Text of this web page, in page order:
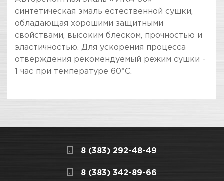
ОФИЦИАЛЬНЫМ ДИЛЕРОМ БРЕНДА VIKA
синтетическая эмаль естественной сушки,
обладающая хорошими защитными
свойствами, высоким блеском, прочностью и
эластичностью. Для ускорения процесса
отверждения рекомендуемый режим сушки -
1 час при температуре 60°С.
Вид инструмента /
Воздушной сушки
СКЛАДСКОЙ КОМПЛЕКС
получение товара максимально комфортными,
поэтому подготовили для Вас самую
8 (383) 292-48-49
8 (383) 342-89-66